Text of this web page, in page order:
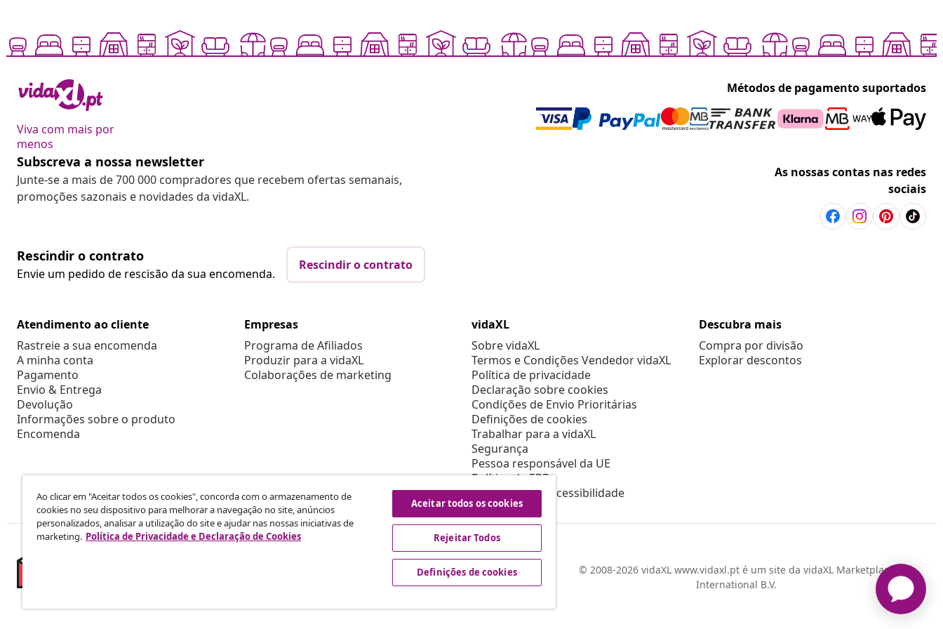
Viva com mais por
menos
Métodos de pagamento suportados
Subscreva a nossa newsletter
Junte-se a mais de 700 000 compradores que recebem ofertas semanais,
promoções sazonais e novidades da vidaXL.
As nossas contas nas redes
sociais
Rescindir o contrato
Envie um pedido de rescisão da sua encomenda.
Rescindir o contrato
Atendimento ao cliente
Rastreie a sua encomenda
A minha conta
Pagamento
Envio & Entrega
Devolução
Informações sobre o produto
Encomenda
Empresas
Programa de Afiliados
Produzir para a vidaXL
Colaborações de marketing
vidaXL
Sobre vidaXL
Termos e Condições Vendedor vidaXL
Política de privacidade
Declaração sobre cookies
Condições de Envio Prioritárias
Definições de cookies
Trabalhar para a vidaXL
Segurança
Pessoa responsável da UE
Política de EPR
Declaração de acessibilidade
Descubra mais
Compra por divisão
Explorar descontos
© 2008-2026 vidaXL www.vidaxl.pt é um site da vidaXL Marketplace
International B.V.
Ao clicar em "Aceitar todos os cookies", concorda com o armazenamento de
cookies no seu dispositivo para melhorar a navegação no site, anúncios
personalizados, analisar a utilização do site e ajudar nas nossas iniciativas de
marketing. Política de Privacidade e Declaração de Cookies
Aceitar todos os cookies
Rejeitar Todos
Definições de cookies